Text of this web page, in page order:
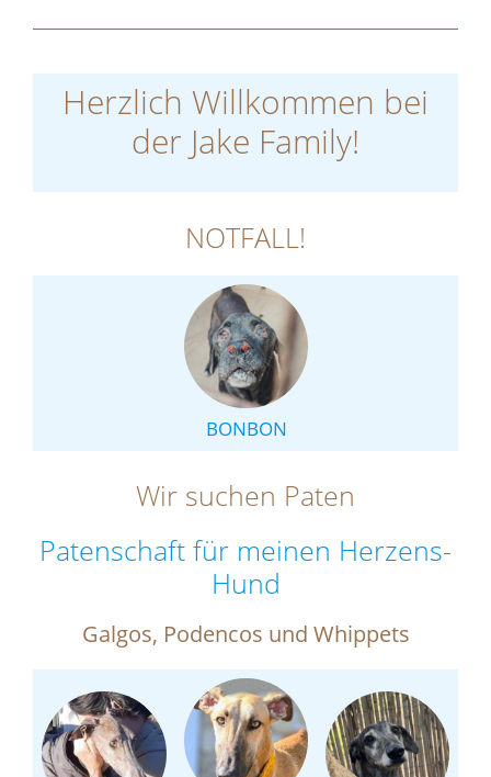
Herzlich Willkommen bei
der Jake Family!
NOTFALL!
BONBON
Wir suchen Paten
Patenschaft für meinen Herzens-
Hund
Galgos, Podencos und Whippets